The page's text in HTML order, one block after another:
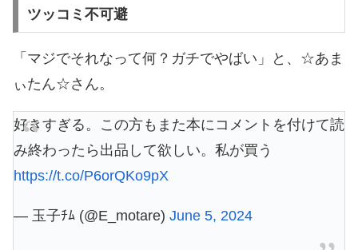
ツッコミ不可避
「マジでそれなって何？ガチでやばい」と、☆あま
ぃたん☆さん。
好きすぎる。この方もまた本にコメントを付けて読
み終わったら出品して欲しい。私が買う
https://t.co/P6orQKo9pX
— 玉子ﾁﾑ (@E_motare) June 5, 2024